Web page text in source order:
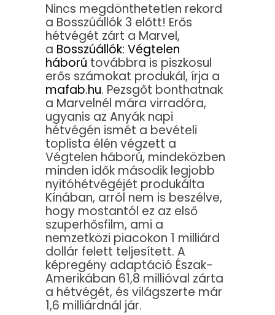
Nincs megdönthetetlen rekord
a Bosszúállók 3 előtt! Erős
hétvégét zárt a Marvel,
a Bosszúállók: Végtelen
háború továbbra is piszkosul
erős számokat produkál, írja a
mafab.hu. Pezsgőt bonthatnak
a Marvelnél mára virradóra,
ugyanis az Anyák napi
hétvégén ismét a bevételi
toplista élén végzett a
Végtelen háború, mindeközben
minden idők második legjobb
nyitóhétvégéjét produkálta
Kínában, arról nem is beszélve,
hogy mostantól ez az első
szuperhősfilm, ami a
nemzetközi piacokon 1 milliárd
dollár felett teljesített. A
képregény adaptáció Észak-
Amerikában 61,8 millióval zárta
a hétvégét, és világszerte már
1,6 milliárdnál jár.